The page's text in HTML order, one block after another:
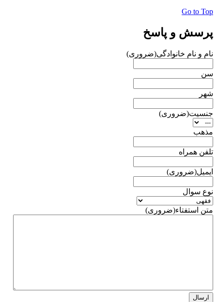
Go to Top
پرسش و پاسخ
نام و نام خانوادگی(ضروری)
سن
شهر
جنسیت(ضروری)
مذهب
تلفن همراه
ایمیل(ضروری)
نوع سوال
متن استفتاء(ضروری)